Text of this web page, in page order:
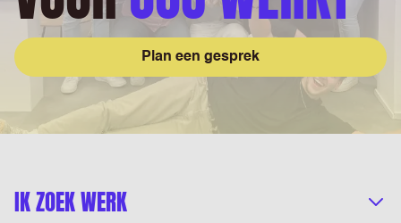
Plan een gesprek
IK ZOEK WERK